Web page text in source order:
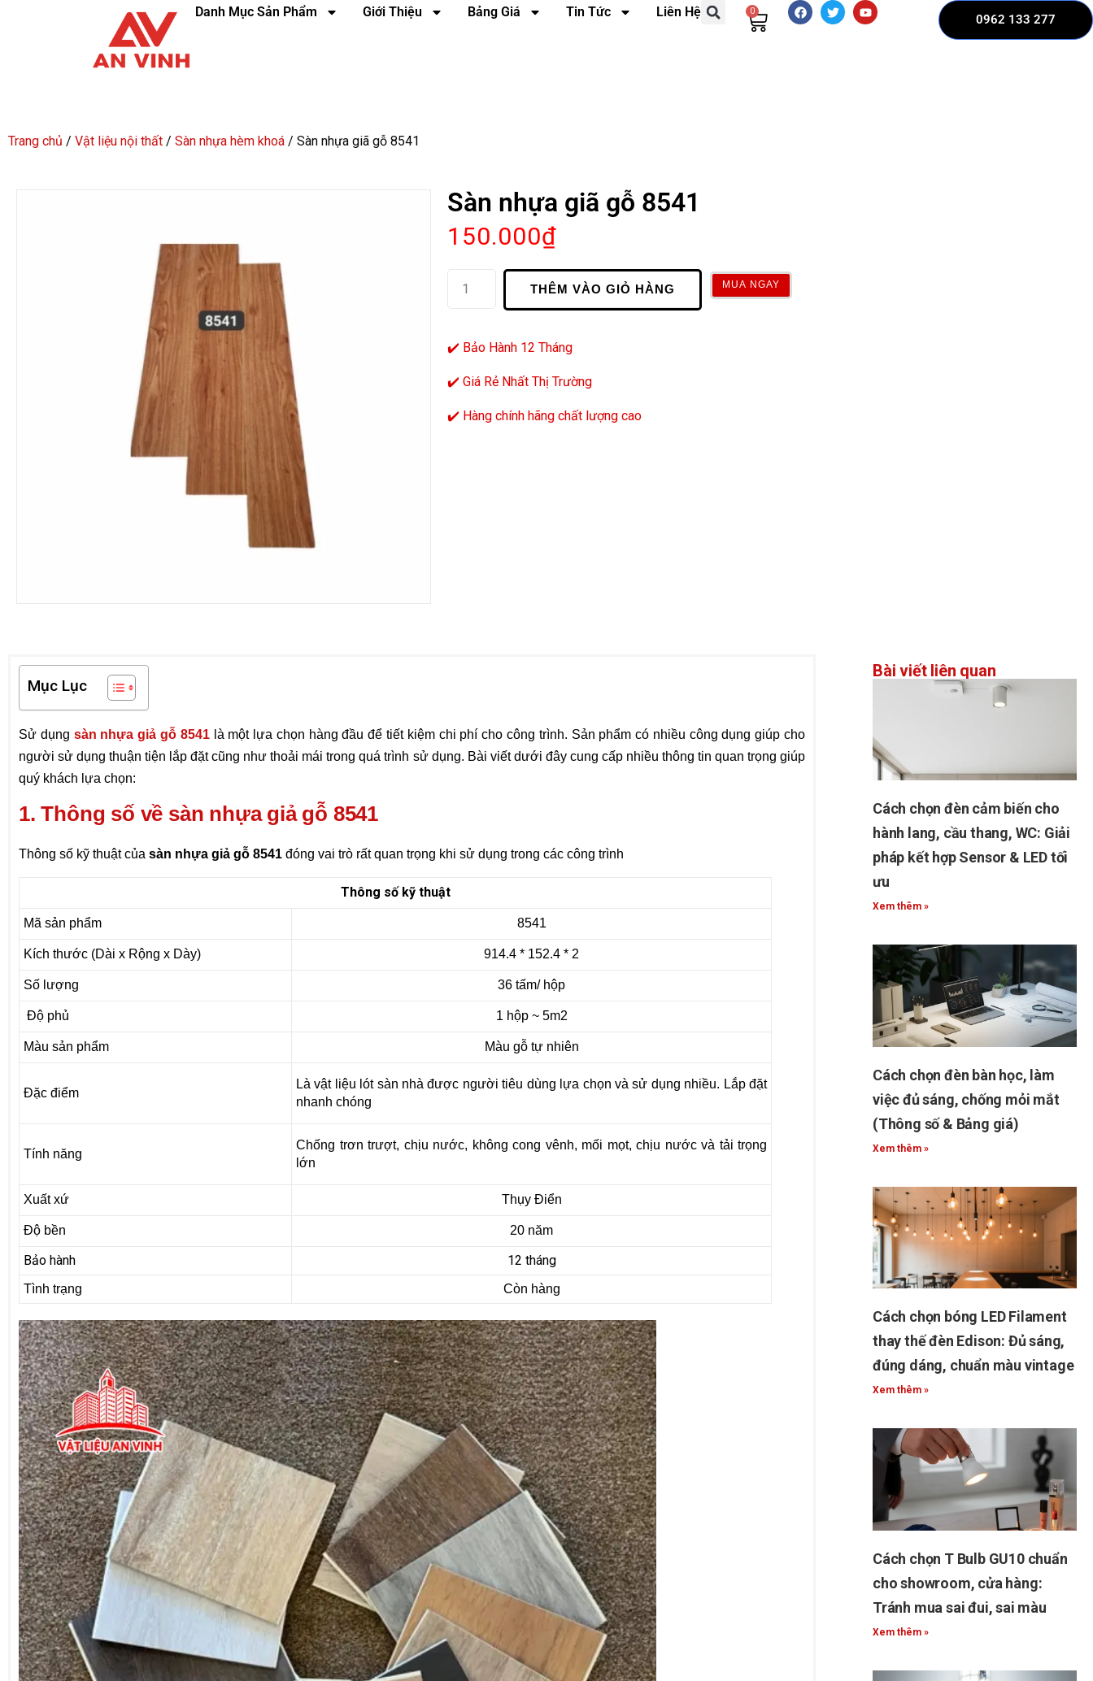
Danh Mục Sản Phẩm Giới Thiệu Bảng Giá Tin Tức Liên Hệ 0
0962 133 277
Trang chủ / Vật liệu nội thất / Sàn nhựa hèm khoá / Sàn nhựa giã gỗ 8541
Sàn nhựa giã gỗ 8541
150.000₫
THÊM VÀO GIỎ HÀNG MUA NGAY
✔️ Bảo Hành 12 Tháng
✔️ Giá Rẻ Nhất Thị Trường
✔️ Hàng chính hãng chất lượng cao
Mục Lục
Sử dụng sàn nhựa giả gỗ 8541 là một lựa chọn hàng đầu để tiết kiệm chi phí cho công trình. Sản phẩm có nhiều công dụng giúp cho
người sử dụng thuận tiện lắp đặt cũng như thoải mái trong quá trình sử dụng. Bài viết dưới đây cung cấp nhiều thông tin quan trọng giúp
quý khách lựa chọn:
1. Thông số về sàn nhựa giả gỗ 8541
Thông số kỹ thuật của sàn nhựa giả gỗ 8541 đóng vai trò rất quan trọng khi sử dụng trong các công trình
Thông số kỹ thuật
Mã sản phẩm 8541
Kích thước (Dài x Rộng x Dày) 914.4 * 152.4 * 2
Số lượng 36 tấm/ hộp
Độ phủ 1 hộp ~ 5m2
Màu sản phẩm Màu gỗ tự nhiên
Đặc điểm
Là vật liệu lót sàn nhà được người tiêu dùng lựa chọn và sử dụng nhiều. Lắp đặt
nhanh chóng
Tính năng
Chống trơn trượt, chịu nước, không cong vênh, mối mọt, chịu nước và tải trọng
lớn
Xuất xứ Thụy Điển
Độ bền 20 năm
Bảo hành 12 tháng
Tình trạng Còn hàng
Bài viết liên quan
Cách chọn đèn cảm biến cho
hành lang, cầu thang, WC: Giải
pháp kết hợp Sensor & LED tối
ưu
Xem thêm »
Cách chọn đèn bàn học, làm
việc đủ sáng, chống mỏi mắt
(Thông số & Bảng giá)
Xem thêm »
Cách chọn bóng LED Filament
thay thế đèn Edison: Đủ sáng,
đúng dáng, chuẩn màu vintage
Xem thêm »
Cách chọn T Bulb GU10 chuẩn
cho showroom, cửa hàng:
Tránh mua sai đui, sai màu
Xem thêm »